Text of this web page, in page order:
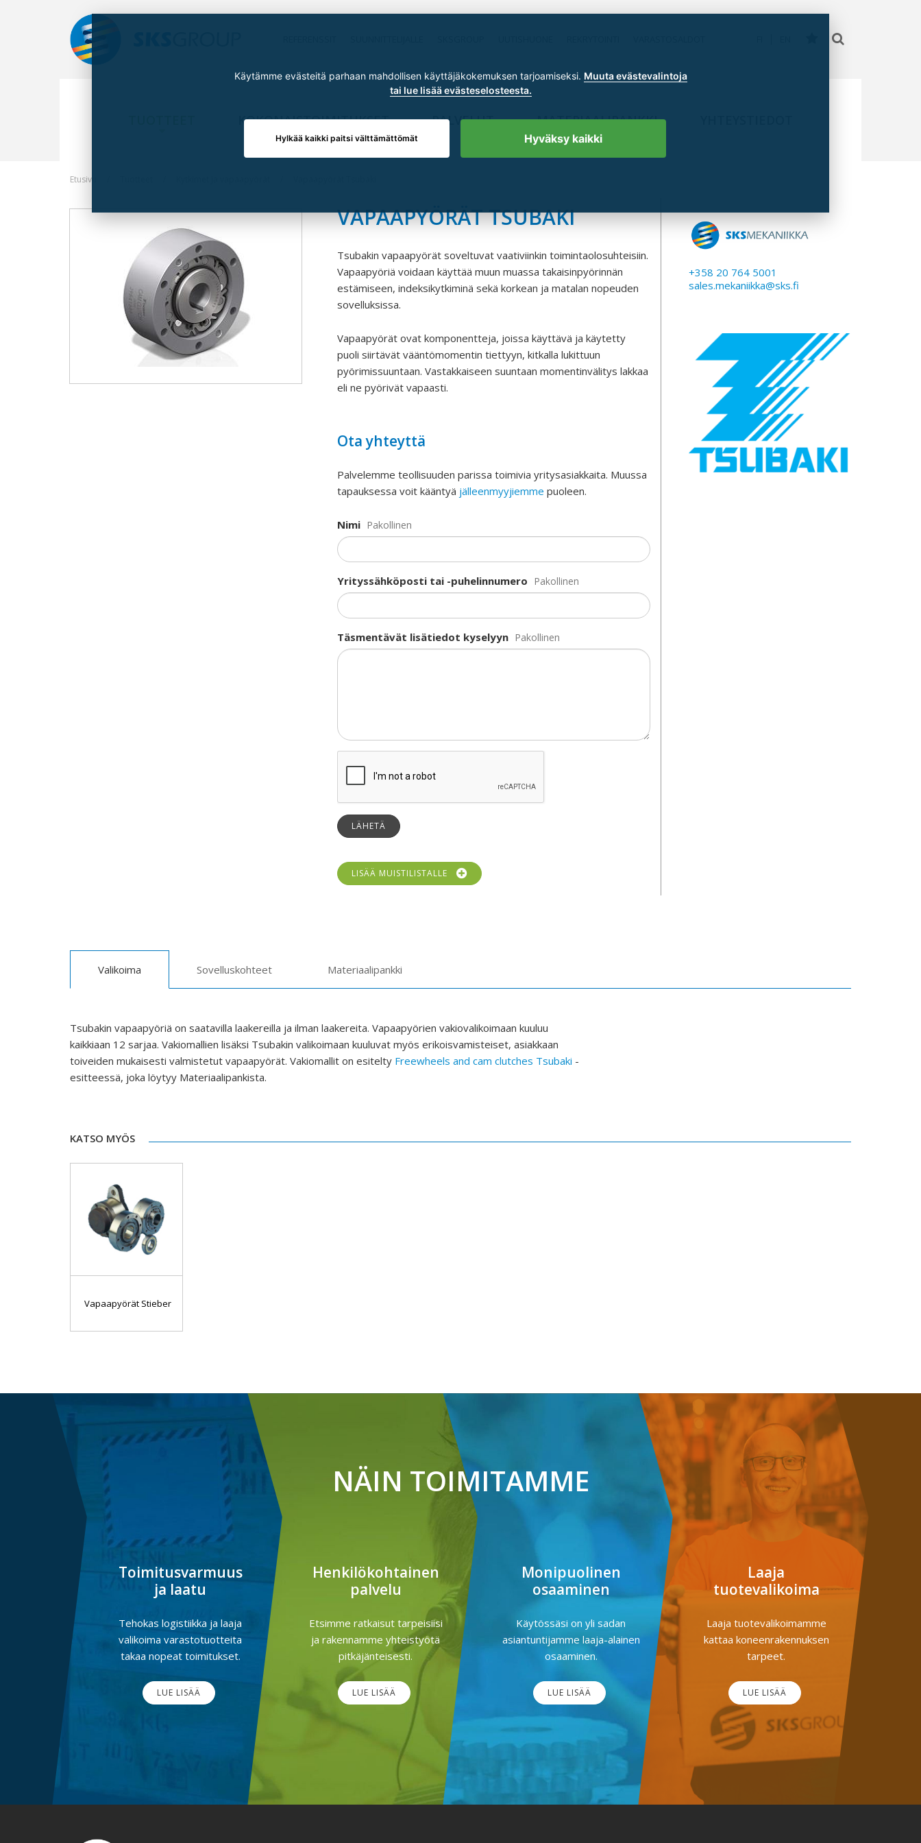
KOKONAISTOIMITUKSET PALVELUT MATERIAALIPANKKI
Etusivu
VAPAAPYÖRÄT TSUBAKI
Tsubakin vapaapyörät soveltuvat vaativiinkin toimintaolosuhteisiin.
Vapaapyöriä voidaan käyttää muun muassa takaisinpyörinnän
estämiseen, indeksikytkiminä sekä korkean ja matalan nopeuden
sovelluksissa.
Vapaapyörät ovat komponentteja, joissa käyttävä ja käytetty
puoli siirtävät vääntömomentin tiettyyn, kitkalla lukittuun
pyörimissuuntaan. Vastakkaiseen suuntaan momentinvälitys lakkaa
eli ne pyörivät vapaasti.
Ota yhteyttä
Palvelemme teollisuuden parissa toimivia yritysasiakkaita. Muussa
tapauksessa voit kääntyä jälleenmyyjiemme puoleen.
Nimi Pakollinen
Yrityssähköposti tai -puhelinnumero Pakollinen
Täsmentävät lisätiedot kyselyyn Pakollinen
LÄHETÄ
LISÄÄ MUISTILISTALLE
+358 20 764 5001
sales.mekaniikka@sks.fi
Valikoima Sovelluskohteet Materiaalipankki
Tsubakin vapaapyöriä on saatavilla laakereilla ja ilman laakereita. Vapaapyörien vakiovalikoimaan kuuluu
kaikkiaan 12 sarjaa. Vakiomallien lisäksi Tsubakin valikoimaan kuuluvat myös erikoisvamisteiset, asiakkaan
toiveiden mukaisesti valmistetut vapaapyörät. Vakiomallit on esitelty Freewheels and cam clutches Tsubaki -
esitteessä, joka löytyy Materiaalipankista.
KATSO MYÖS
Vapaapyörät Stieber
NÄIN TOIMITAMME
Toimitusvarmuus
ja laatu
Tehokas logistiikka ja laaja
valikoima varastotuotteita
takaa nopeat toimitukset.
LUE LISÄÄ
Henkilökohtainen
palvelu
Etsimme ratkaisut tarpeisiisi
ja rakennamme yhteistyötä
pitkäjänteisesti.
LUE LISÄÄ
Monipuolinen
osaaminen
Käytössäsi on yli sadan
asiantuntijamme laaja-alainen
osaaminen.
LUE LISÄÄ
Laaja
tuotevalikoima
Laaja tuotevalikoimamme
kattaa koneenrakennuksen
tarpeet.
LUE LISÄÄ
Käytämme evästeitä parhaan mahdollisen käyttäjäkokemuksen tarjoamiseksi. Muuta evästevalintoja
tai lue lisää evästeselosteesta.
Hyväksy kaikki
Hylkää kaikki paitsi välttämättömät